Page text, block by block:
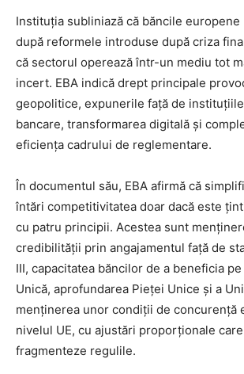
Instituția subliniază că băncile
după reformele introduse după criza
că sectorul operează într-un mediu tot
incert. EBA indică drept principale
geopolitice, expunerile față de
bancare, transformarea digitală și
eficiența cadrului de reglementare.
În documentul său, EBA afirmă că
întări competitivitatea doar dacă este
cu patru principii. Acestea sunt
credibilității prin angajamentul față de
III, capacitatea băncilor de a beneficia
Unică, aprofundarea Pieței Unice și a
menținerea unor condiții de concurență
nivelul UE, cu ajustări proporționale
fragmenteze regulile.